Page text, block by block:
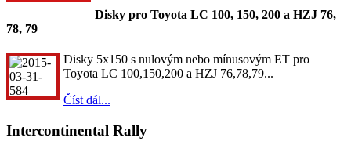
Disky pro Toyota LC 100, 150, 200 a HZJ 76,
78, 79
Disky 5x150 s nulovým nebo mínusovým ET pro
Toyota LC 100,150,200 a HZJ 76,78,79...
Číst dál...
Intercontinental Rally